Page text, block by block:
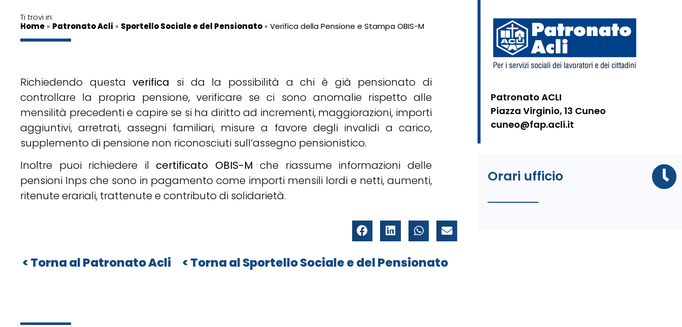
Ti trovi in:
Home » Patronato Acli » Sportello Sociale e del Pensionato » Verifica della Pensione e Stampa OBIS-M
Richiedendo questaverifica si da la possibilità a chi è già pensionato di
controllare la propria pensione, verificare se ci sono anomalie rispetto alle
mensilità precedenti e capire se si ha diritto ad incrementi, maggiorazioni, importi
aggiuntivi, arretrati, assegni familiari, misure a favore degli invalidi a carico,
supplemento di pensione non riconosciuti sull’assegno pensionistico.
Inoltre puoi richiedere il certificato OBIS-M che riassume informazioni delle
pensioni Inps che sono in pagamento come importi mensili lordi e netti, aumenti,
ritenute erariali, trattenute e contributo di solidarietà.
Patronato Acli Sportello Sociale e del Pensionato
Patronato ACLI
Piazza Virginio, 13 Cuneo
cuneo@fap.acli.it
Orari ufficio